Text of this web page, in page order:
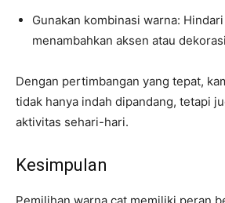
Gunakan kombinasi warna:
menambahkan aksen atau
Dengan pertimbangan yang tepat,
tidak hanya indah dipandang, tetapi
aktivitas sehari-hari.
Kesimpulan